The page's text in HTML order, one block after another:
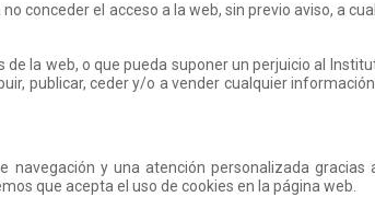
conceder el acceso a la web, sin previo aviso, a
la web, o que pueda suponer un perjuicio al
publicar, ceder y/o a vender cualquier
y una atención personalizada
que acepta el uso de cookies en la página web.